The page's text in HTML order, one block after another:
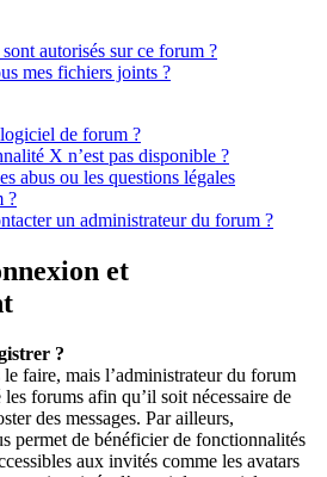
autorisés sur ce forum ?
mes fichiers joints ?
de forum ?
X n’est pas disponible ?
abus ou les questions légales
?
un administrateur du forum ?
et
?
faire, mais l’administrateur du forum
forums afin qu’il soit nécessaire de
des messages. Par ailleurs,
permet de bénéficier de fonctionnalités
aux invités comme les avatars